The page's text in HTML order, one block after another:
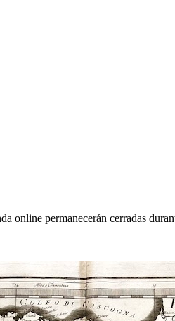
online permanecerán cerradas